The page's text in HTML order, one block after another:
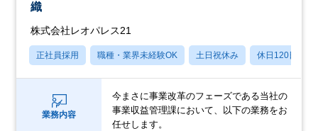
織
株式会社レオパレス21
正社員採用 職種・業界未経験OK 土日祝休み 休日120日以上
業務内容
今まさに事業改革のフェーズである当社の
事業収益管理課において、以下の業務をお
任せします。